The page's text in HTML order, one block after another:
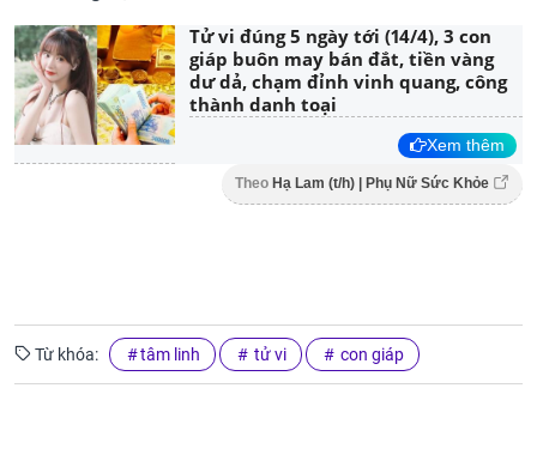
Tử vi đúng 5 ngày tới (14/4), 3 con
giáp buôn may bán đắt, tiền vàng
dư dả, chạm đỉnh vinh quang, công
thành danh toại
Xem thêm
Theo Hạ Lam (t/h) | Phụ Nữ Sức Khỏe
Từ khóa: tâm linh tử vi con giáp